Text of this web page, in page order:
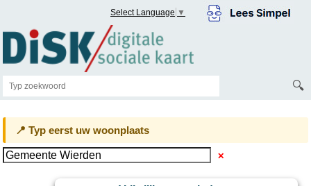
Select Language ▼
🔍
📍 Typ eerst uw woonplaats
✕